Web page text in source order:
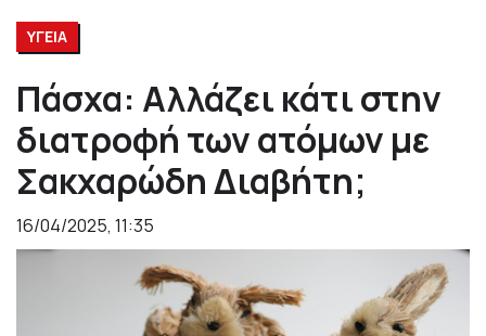
ΥΓΕΙΑ
Πάσχα: Αλλάζει κάτι στην
διατροφή των ατόμων με
Σακχαρώδη Διαβήτη;
16/04/2025, 11:35